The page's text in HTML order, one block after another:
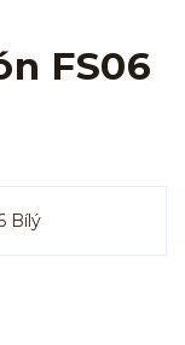
FS06